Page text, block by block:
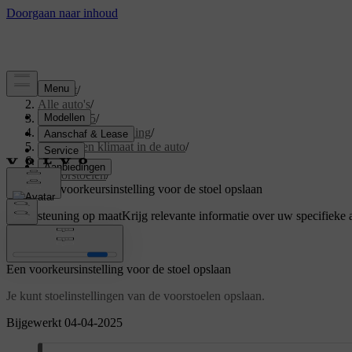
Support/
Alle auto's/
EX40 2025/
Gebruikershandleiding/
Comfort en klimaat in de auto/
Stoelen/
Voorstoelen/
Een voorkeursinstelling voor de stoel opslaan
Ondersteuning op maatKrijg relevante informatie over uw specifieke
Bijgewerkt 04-04-2025
Een voorkeursinstelling voor de stoel opslaan
Je kunt stoelinstellingen van de voorstoelen opslaan.